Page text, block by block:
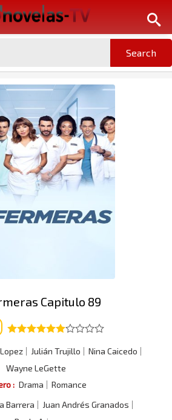
Capitulo 89
Julián Trujillo
Nina Caicedo
Wayne LeGette
: Drama
Romance
Barrera
Juan Andrés Granados